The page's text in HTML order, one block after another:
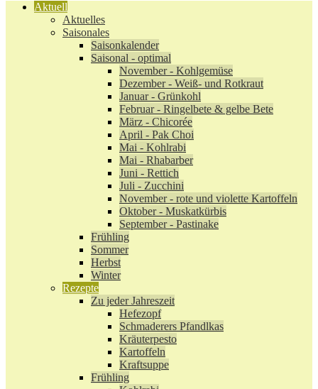
Aktuell
Aktuelles
Saisonales
Saisonkalender
Saisonal - optimal
November - Kohlgemüse
Dezember - Weiß- und Rotkraut
Januar - Grünkohl
Februar - Ringelbete & gelbe Bete
März - Chicorée
April - Pak Choi
Mai - Kohlrabi
Mai - Rhabarber
Juni - Rettich
Juli - Zucchini
November - rote und violette Kartoffeln
Oktober - Muskatkürbis
September - Pastinake
Frühling
Sommer
Herbst
Winter
Rezepte
Zu jeder Jahreszeit
Hefezopf
Schmaderers Pfandlkas
Kräuterpesto
Kartoffeln
Kraftsuppe
Frühling